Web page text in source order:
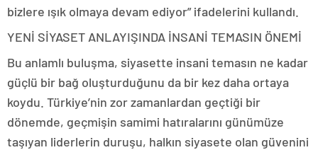
bizlere ışık olmaya devam ediyor” ifadelerini kullandı.
YENİ SİYASET ANLAYIŞINDA İNSANİ TEMASIN ÖNEMİ
Bu anlamlı buluşma, siyasette insani temasın ne kadar
güçlü bir bağ oluşturduğunu da bir kez daha ortaya
koydu. Türkiye’nin zor zamanlardan geçtiği bir
dönemde, geçmişin samimi hatıralarını günümüze
taşıyan liderlerin duruşu, halkın siyasete olan güvenini